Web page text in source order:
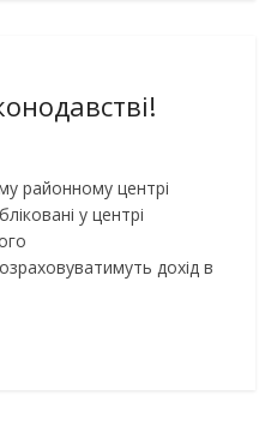
районному центрі
у центрі
дохід в